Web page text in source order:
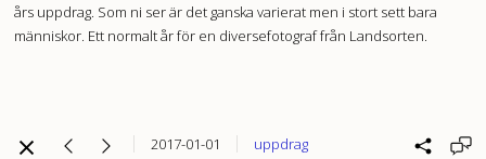
års uppdrag. Som ni ser är det ganska varierat men i stort sett bara
människor. Ett normalt år för en diversefotograf från Landsorten.
2017-01-01 uppdrag